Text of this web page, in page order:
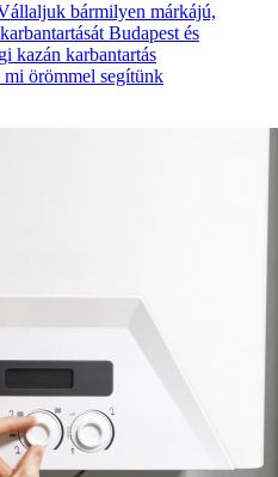
bármilyen márkájú,
Budapest és
kazán karbantartás
örömmel segítünk